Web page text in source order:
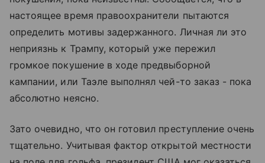
настоящее время правоохранители пытаются
определить мотивы задержанного. Личная ли это
неприязнь к Трампу, который уже пережил
громкое покушение в ходе предвыборной
кампании, или Таэле выполнял чей-то заказ - пока
абсолютно неясно.
Зато очевидно, что он готовил преступление очень
тщательно. Учитывая фактор открытой местности